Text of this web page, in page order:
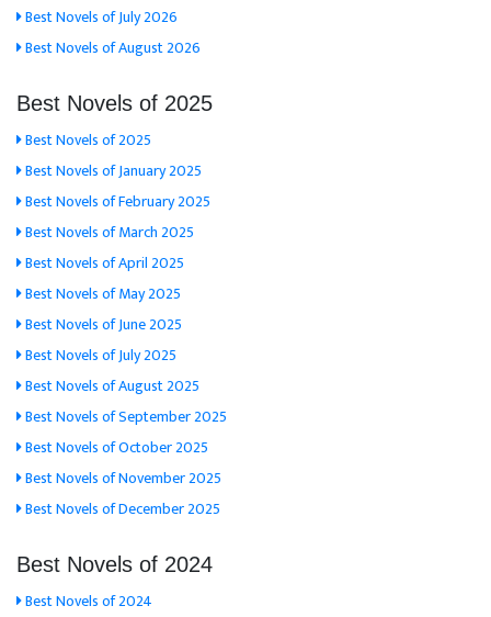
Best Novels of July 2026
Best Novels of August 2026
Best Novels of 2025
Best Novels of 2025
Best Novels of January 2025
Best Novels of February 2025
Best Novels of March 2025
Best Novels of April 2025
Best Novels of May 2025
Best Novels of June 2025
Best Novels of July 2025
Best Novels of August 2025
Best Novels of September 2025
Best Novels of October 2025
Best Novels of November 2025
Best Novels of December 2025
Best Novels of 2024
Best Novels of 2024